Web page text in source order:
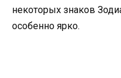
некоторых знаков
особенно ярко.